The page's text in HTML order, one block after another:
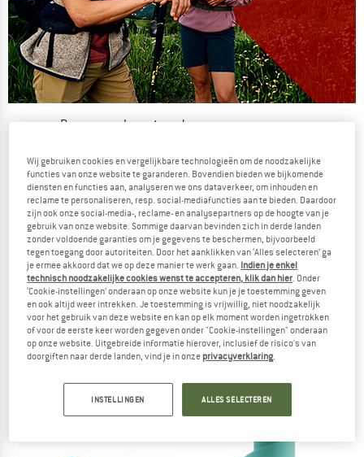
De zomersale gaat verder
NAAR DE SALE
SCHILDKRÖT FITNESS
Wooden Balance Board
€ 69,95
SCHILDKRÖT FITNESS
Reaction Ball
€ 10,00
(1)
Wij gebruiken cookies en vergelijkbare technologieën om de noodzakelijke
functies van onze website te garanderen. Bovendien bieden we bijkomende
diensten en functies aan, analyseren we ons dataverkeer, om inhouden en
reclame te personaliseren, resp. social-mediafuncties aan te bieden. Daardoor
zijn ook onze social-media-, reclame- en analysepartners op de hoogte van je
gebruik van onze website. Sommige daarvan bevinden zich in derde landen
zonder voldoende garanties om je gegevens te beschermen, bijvoorbeeld
tegen toegang door autoriteiten. Door het aanklikken van ‘Alles selecteren’ ga
je ermee akkoord dat we op deze manier te werk gaan. Indien je enkel
technisch noodzakelijke cookies wenst te accepteren, klik dan hier . Onder
‘Cookie-instellingen’ onderaan op onze website kun je je toestemming geven
en ook altijd weer intrekken. Je toestemming is vrijwillig, niet noodzakelijk
voor het gebruik van deze website en kan op elk moment worden ingetrokken
of voor de eerste keer worden gegeven onder "Cookie-instellingen" onderaan
op onze website. Uitgebreide informatie hierover, inclusief de risico's van
doorgiften naar derde landen, vind je in onze privacyverklaring
INSTELLINGEN ALLES SELECTEREN